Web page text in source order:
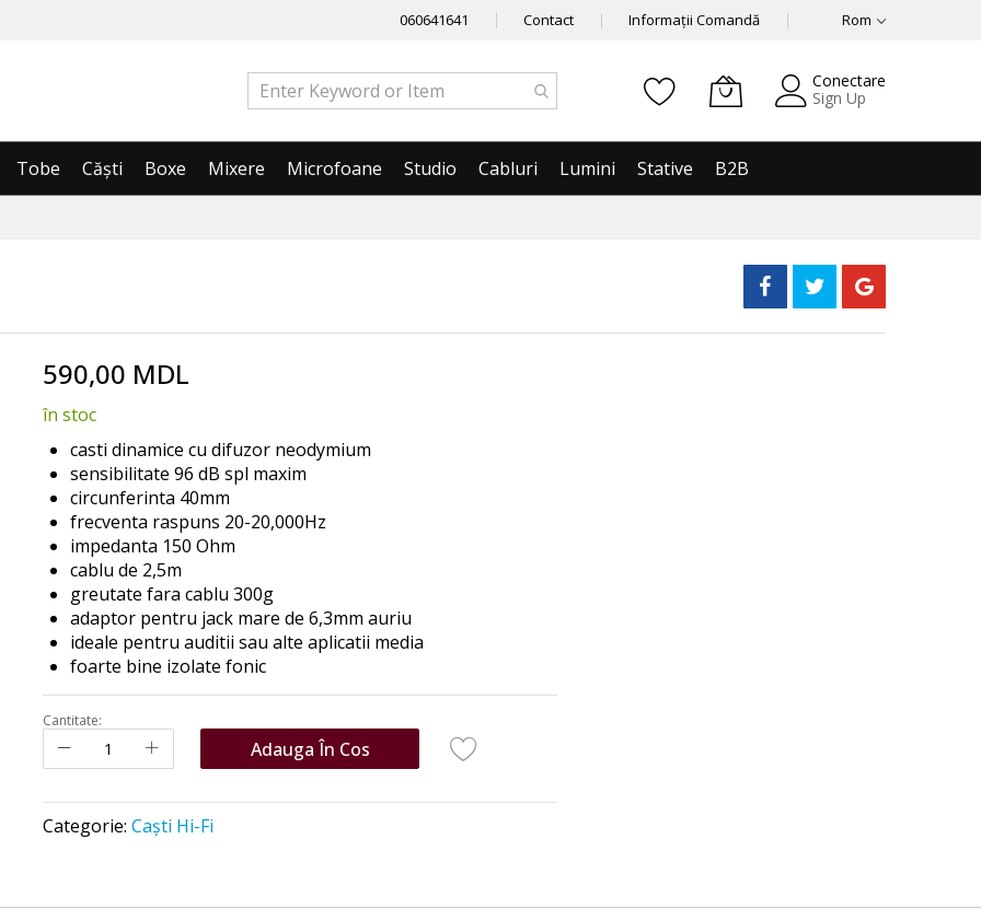
060641641 Contact Informații Comandă Rom
Conectare
Sign Up
Tobe Căști Boxe Mixere Microfoane Studio Cabluri Lumini Stative
B2B
590,00 MDL
în stoc
casti dinamice cu difuzor neodymium
sensibilitate 96 dB spl maxim
circunferinta 40mm
frecventa raspuns 20-20,000Hz
impedanta 150 Ohm
cablu de 2,5m
greutate fara cablu 300g
adaptor pentru jack mare de 6,3mm auriu
ideale pentru auditii sau alte aplicatii media
foarte bine izolate fonic
Cantitate:
Adauga În Cos
Categorie: Caști Hi-Fi